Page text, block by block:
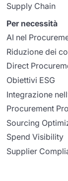
Supply Chain
Per necessità
AI nel
Riduzione dei
Direct
Obiettivi ESG
Integrazione
Procurement
Sourcing
Spend Visibility
Supplier